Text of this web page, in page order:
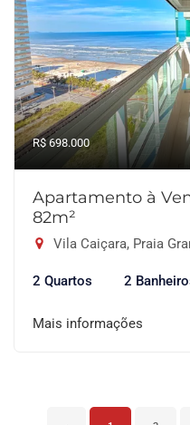
R$ 698.000
Apartamento à
82m²
Vila Caiçara, Praia
2 Quartos 2
Mais informações